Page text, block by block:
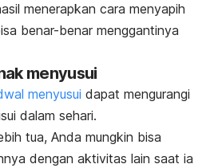
menerapkan cara menyapih
benar-benar menggantinya
menyusui
menyusui dapat mengurangi
dalam sehari.
tua, Anda mungkin bisa
dengan aktivitas lain saat ia